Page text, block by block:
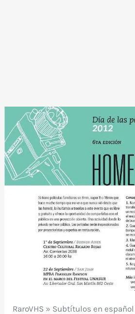
RaroVHS » Subtítulos en español